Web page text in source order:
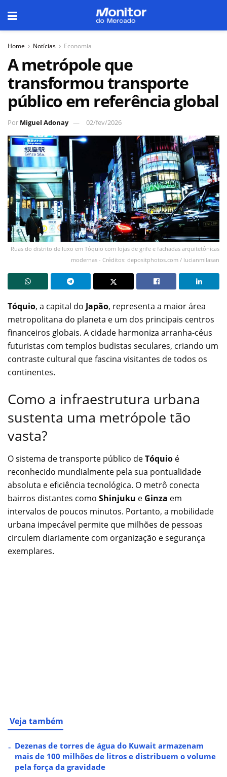
Home Notícias Economia
A metrópole que
transformou transporte
público em referência global
Por Miguel Adonay 02/fev/2026
Ruas do distrito de luxo em Tóquio com lojas de grife e fachadas arquitetônicas
modernas - Créditos: depositphotos.com / lucianmilasan
Tóquio, a capital do Japão, representa a maior área
metropolitana do planeta e um dos principais centros
financeiros globais. A cidade harmoniza arranha-céus
futuristas com templos budistas seculares, criando um
contraste cultural que fascina visitantes de todos os
continentes.
Como a infraestrutura urbana
sustenta uma metrópole tão
vasta?
O sistema de transporte público deTóquio é
reconhecido mundialmente pela sua pontualidade
absoluta e eficiência tecnológica. O metrô conecta
bairros distantes como Shinjuku e Ginza em
intervalos de poucos minutos. Portanto, a mobilidade
urbana impecável permite que milhões de pessoas
circulem diariamente com organização e segurança
exemplares.
Veja também
Dezenas de torres de água do Kuwait armazenam
mais de 100 milhões de litros e distribuem o volume
pela força da gravidade